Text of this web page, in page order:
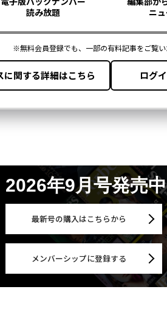
2026年9月号発売中
最新号の購入はこちらから
メンバーシップに登録する